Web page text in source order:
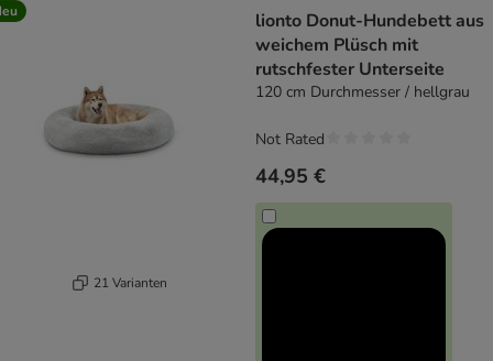
21 Varianten
lionto Donut-Hundebett aus
weichem Plüsch mit
rutschfester Unterseite
120 cm Durchmesser / hellgrau
44,95 €
Not Rated